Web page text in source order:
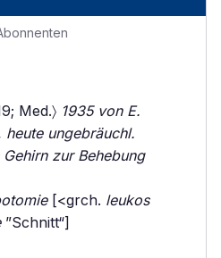
Med.〉 1935 von E.
ungebräuchl.
zur Behebung
[<grch. leukos
”Schnitt“]